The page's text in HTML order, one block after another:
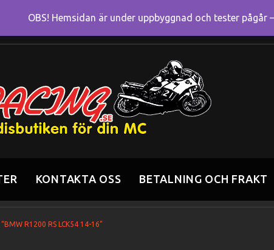
KONTAKTA OSS BETALNING OCH FRAKT
R1200 RS LCK54 14-16”
OBS! Hemsidan är under uppbyggnad och tester